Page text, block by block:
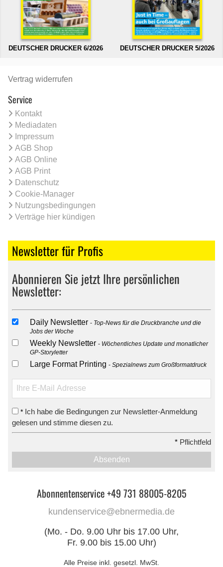
DEUTSCHER DRUCKER 6/2026 DEUTSCHER DRUCKER 5/2026
Vertrag widerrufen
Service
Kontakt
Mediadaten
Impressum
AGB Shop
AGB Online
AGB Print
Datenschutz
Cookie-Manager
Nutzungsbedingungen
Verträge hier kündigen
Newsletter für Profis
Abonnieren Sie jetzt Ihre persönlichen
Newsletter:
Daily Newsletter
Top-News für die Druckbranche und die
Jobs der Woche
Weekly Newsletter
Wöchentliches Update und monatlicher
GP-Storyletter
Large Format Printing Spezialnews zum Großformatdruck
* Ich habe die Bedingungen zur Newsletter-Anmeldung
gelesen und stimme diesen zu.
* Pflichtfeld
Absenden
Abonnentenservice +49 731 88005-8205
kundenservice@ebnermedia.de
(Mo. - Do. 9.00 Uhr bis 17.00 Uhr,
Fr. 9.00 bis 15.00 Uhr)
Alle Preise inkl. gesetzl. MwSt.